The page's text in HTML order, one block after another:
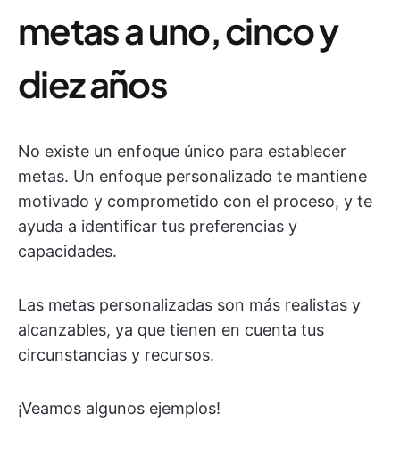
metas a uno, cinco y
diez años
No existe un enfoque único para establecer
metas. Un enfoque personalizado te mantiene
motivado y comprometido con el proceso, y te
ayuda a identificar tus preferencias y
capacidades.
Las metas personalizadas son más realistas y
alcanzables, ya que tienen en cuenta tus
circunstancias y recursos.
¡Veamos algunos ejemplos!